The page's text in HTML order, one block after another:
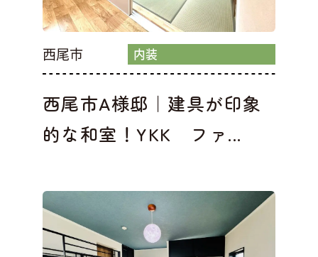
西尾市 内装
西尾市A様邸｜建具が印象
的な和室！YKK ファ...